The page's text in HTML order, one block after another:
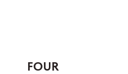
FOUR